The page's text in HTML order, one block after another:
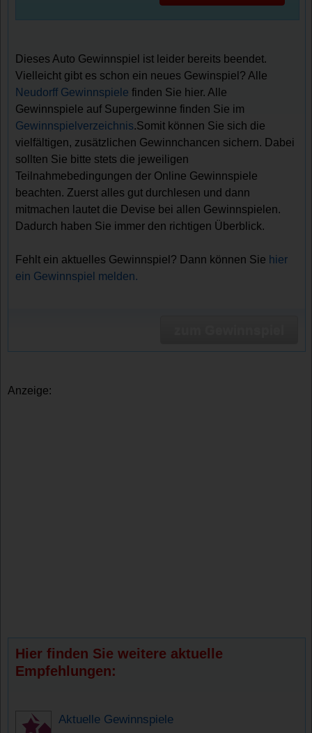
Dieses Auto Gewinnspiel ist leider bereits beendet.
Vielleicht gibt es schon ein neues Gewinspiel? Alle
Neudorff Gewinnspiele finden Sie hier. Alle
Gewinnspiele auf Supergewinne finden Sie im
Gewinnspielverzeichnis.Somit können Sie sich die
vielfältigen, zusätzlichen Gewinnchancen sichern. Dabei
sollten Sie bitte stets die jeweiligen
Teilnahmebedingungen der Online Gewinnspiele
beachten. Zuerst alles gut durchlesen und dann
mitmachen lautet die Devise bei allen Gewinnspielen.
Dadurch haben Sie immer den richtigen Überblick.
Fehlt ein aktuelles Gewinnspiel? Dann können Sie hier
ein Gewinnspiel melden.
Anzeige:
Hier finden Sie weitere aktuelle
Empfehlungen:
Aktuelle Gewinnspiele